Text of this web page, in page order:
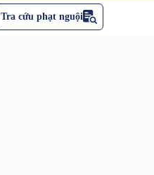
Tra cứu phạt nguội